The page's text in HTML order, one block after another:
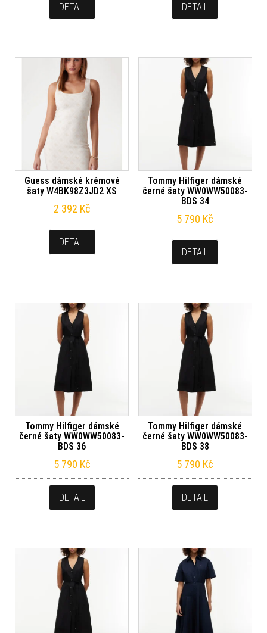
DETAIL DETAIL
Guess dámské krémové
šaty W4BK98Z3JD2 XS
2 392 Kč
DETAIL
Tommy Hilfiger dámské
černé šaty WW0WW50083-
BDS 34
5 790 Kč
DETAIL
Tommy Hilfiger dámské
černé šaty WW0WW50083-
BDS 36
5 790 Kč
DETAIL
Tommy Hilfiger dámské
černé šaty WW0WW50083-
BDS 38
5 790 Kč
DETAIL